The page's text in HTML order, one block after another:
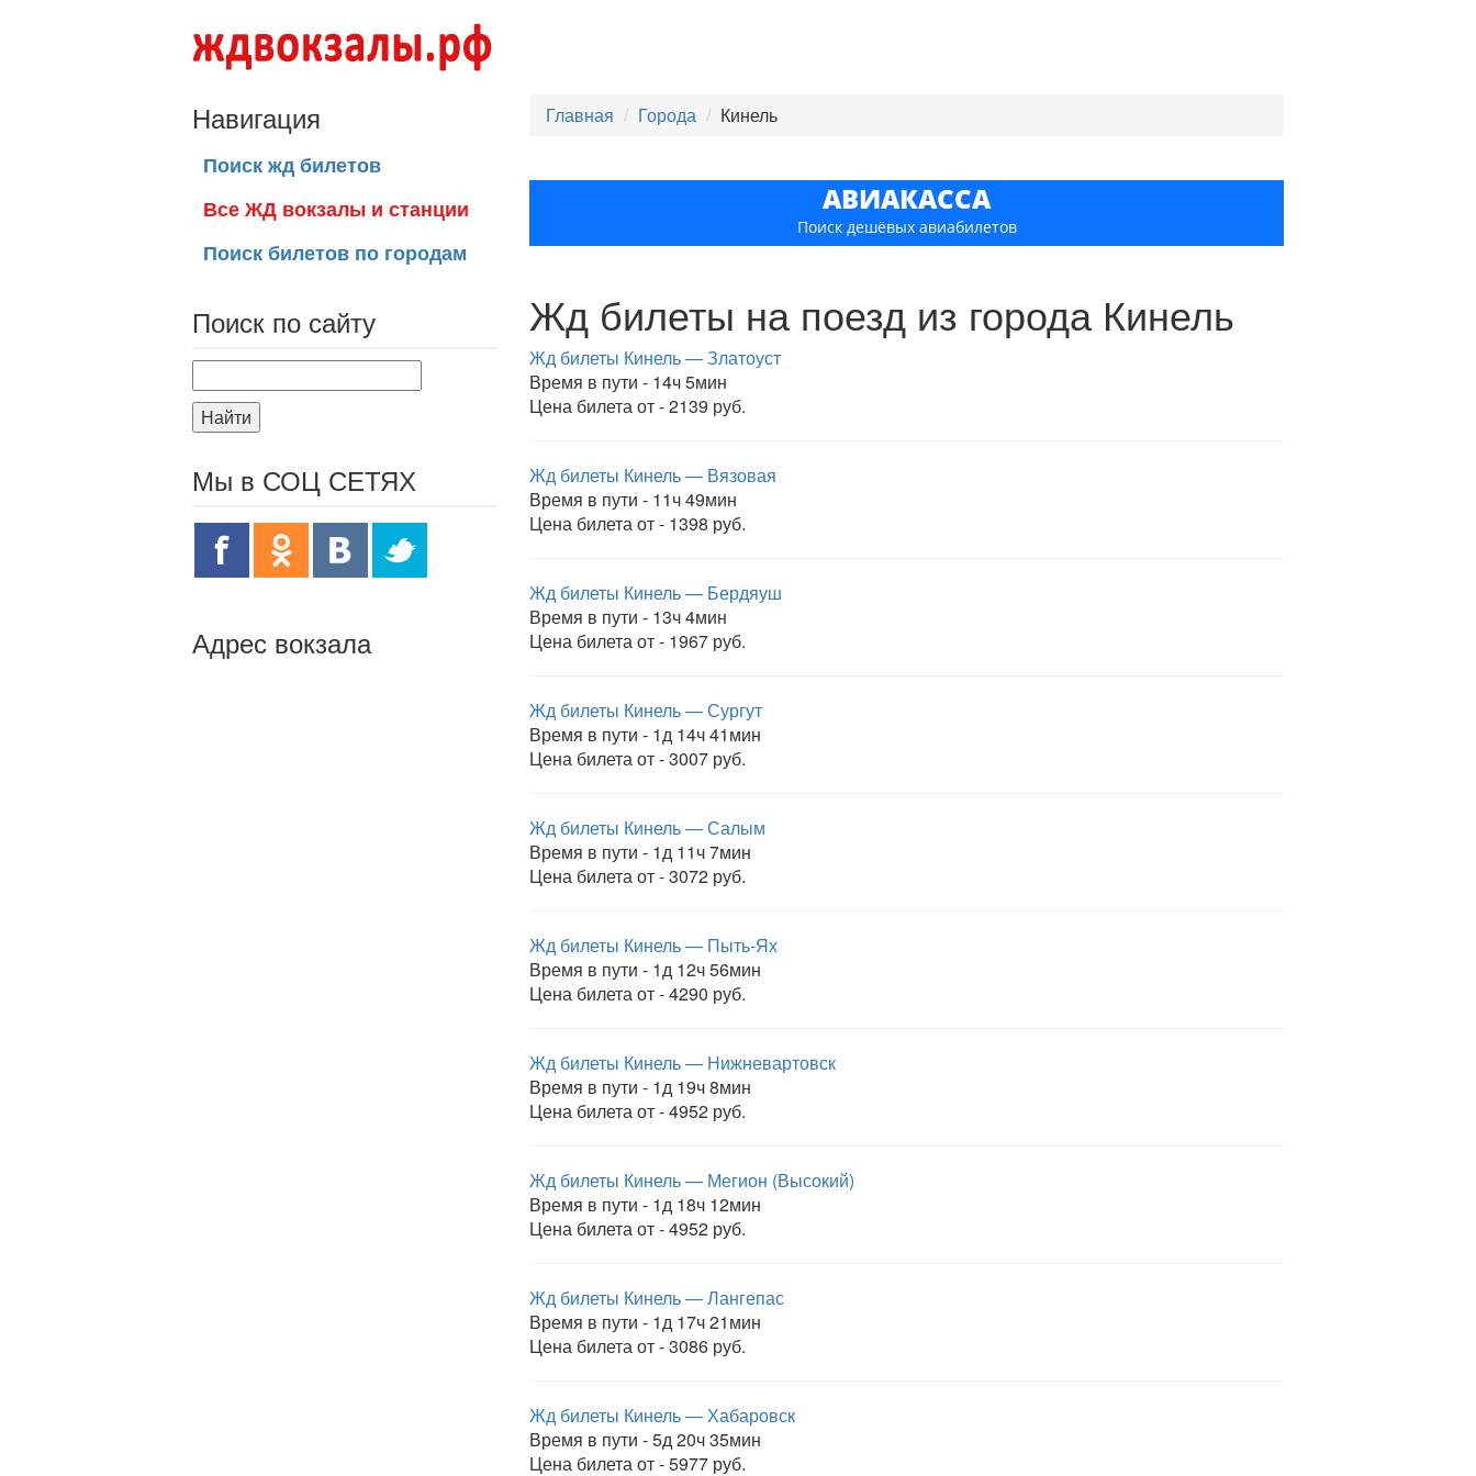
Главная Города Кинель
АВИАКАССА
Поиск дешёвых авиабилетов
Жд билеты на поезд из города Кинель
Жд билеты Кинель — Златоуст
Время в пути - 14ч 5мин
Цена билета от - 2139 руб.
Жд билеты Кинель — Вязовая
Время в пути - 11ч 49мин
Цена билета от - 1398 руб.
Жд билеты Кинель — Бердяуш
Время в пути - 13ч 4мин
Цена билета от - 1967 руб.
Жд билеты Кинель — Сургут
Время в пути - 1д 14ч 41мин
Цена билета от - 3007 руб.
Жд билеты Кинель — Салым
Время в пути - 1д 11ч 7мин
Цена билета от - 3072 руб.
Жд билеты Кинель — Пыть-Ях
Время в пути - 1д 12ч 56мин
Цена билета от - 4290 руб.
Жд билеты Кинель — Нижневартовск
Время в пути - 1д 19ч 8мин
Цена билета от - 4952 руб.
Жд билеты Кинель — Мегион (Высокий)
Время в пути - 1д 18ч 12мин
Цена билета от - 4952 руб.
Жд билеты Кинель — Лангепас
Время в пути - 1д 17ч 21мин
Цена билета от - 3086 руб.
Жд билеты Кинель — Хабаровск
Время в пути - 5д 20ч 35мин
Цена билета от - 5977 руб.
Навигация
Поиск жд билетов
Все ЖД вокзалы и станции
Поиск билетов по городам
Поиск по сайту
Найти
Мы в СОЦ СЕТЯХ
Адрес вокзала